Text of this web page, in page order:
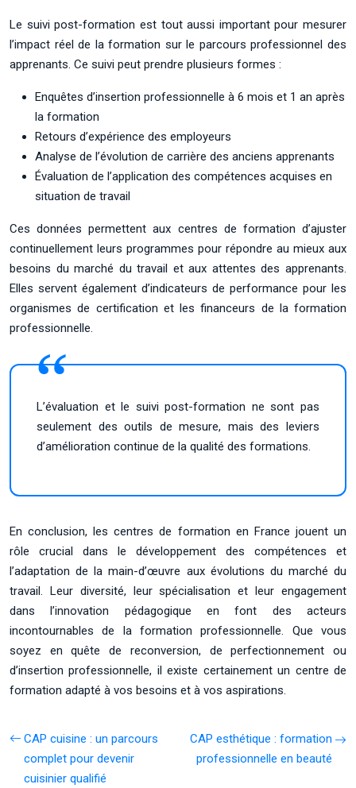
Le suivi post-formation est tout aussi important pour mesurer
l’impact réel de la formation sur le parcours professionnel des
apprenants. Ce suivi peut prendre plusieurs formes :
Enquêtes d’insertion professionnelle à 6 mois et 1 an après
la formation
Retours d’expérience des employeurs
Analyse de l’évolution de carrière des anciens apprenants
Évaluation de l’application des compétences acquises en
situation de travail
Ces données permettent aux centres de formation d’ajuster
continuellement leurs programmes pour répondre au mieux aux
besoins du marché du travail et aux attentes des apprenants.
Elles servent également d’indicateurs de performance pour les
organismes de certification et les financeurs de la formation
professionnelle.
L’évaluation et le suivi post-formation ne sont pas
seulement des outils de mesure, mais des leviers
d’amélioration continue de la qualité des formations.
En conclusion, les centres de formation en France jouent un
rôle crucial dans le développement des compétences et
l’adaptation de la main-d’œuvre aux évolutions du marché du
travail. Leur diversité, leur spécialisation et leur engagement
dans l’innovation pédagogique en font des acteurs
incontournables de la formation professionnelle. Que vous
soyez en quête de reconversion, de perfectionnement ou
d’insertion professionnelle, il existe certainement un centre de
formation adapté à vos besoins et à vos aspirations.
CAP cuisine : un parcours
complet pour devenir
cuisinier qualifié
CAP esthétique : formation
professionnelle en beauté